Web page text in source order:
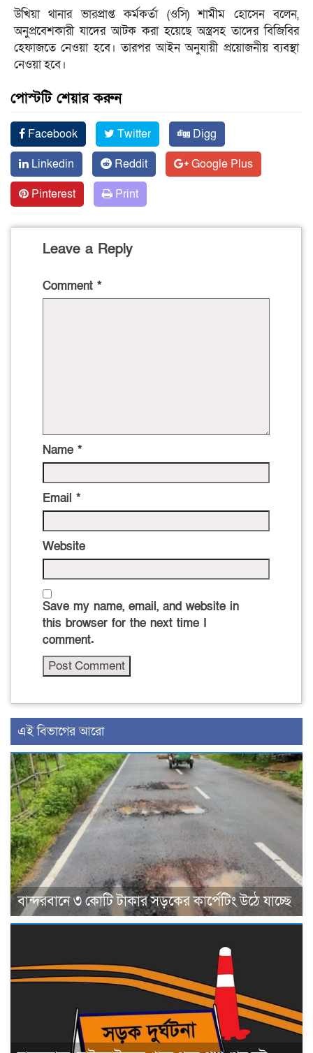
উখিয়া থানার ভারপ্রাপ্ত কর্মকর্তা (ওসি) শামীম হোসেন বলেন,
অনুপ্রবেশকারী যাদের আটক করা হয়েছে অস্ত্রসহ তাদের বিজিবির
হেফাজতে নেওয়া হবে। তারপর আইন অনুযায়ী প্রয়োজনীয় ব্যবস্থা
নেওয়া হবে।
পোস্টটি শেয়ার করুন
Facebook Twitter
Digg
Linkedin
Reddit
Google Plus
Pinterest
Print
Leave a Reply
Comment *
Name *
Email *
Website
Save my name, email, and website in
this browser for the next time I
comment.
এই বিভাগের আরো
বান্দরবানে ৩ কোটি টাকার সড়কের কার্পেটিং উঠে যাচ্ছে